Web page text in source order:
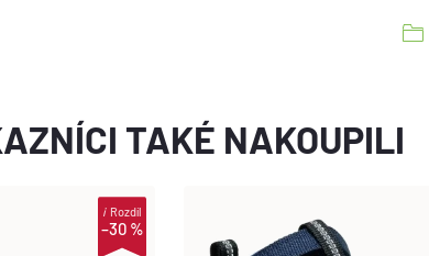
TAKÉ NAKOUPILI
–30 %
iRozdíl